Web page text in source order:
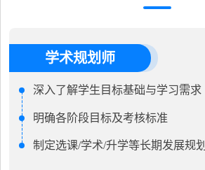
学术规划师
深入了解学生目标基础与学习需求
明确各阶段目标及考核标准
制定选课/学术/升学等长期发展规划